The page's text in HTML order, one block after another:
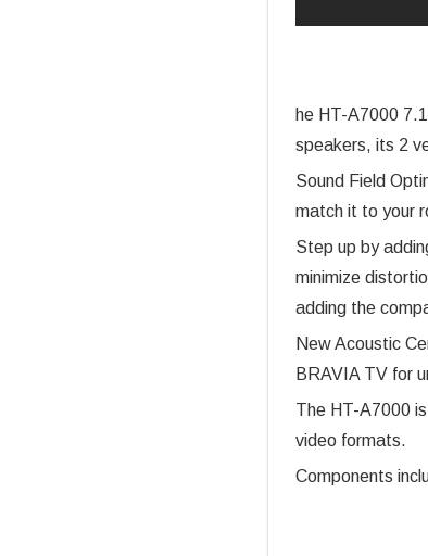
he HT-A7000
speakers, its 2
Sound Field
match it to your
Step up by
minimize
adding the
New Acoustic
BRAVIA TV for
The HT-A7000
video formats.
Components